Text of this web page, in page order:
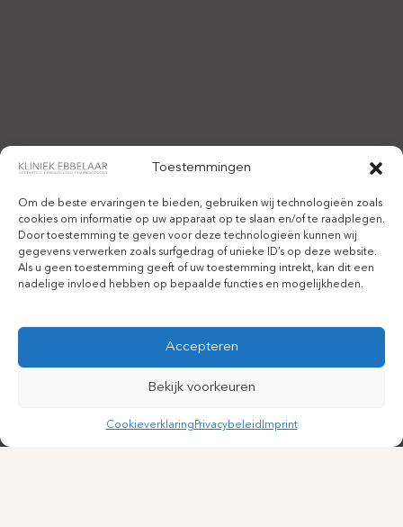
Toestemmingen
Om de beste ervaringen te bieden, gebruiken wij technologieën zoals
cookies om informatie op uw apparaat op te slaan en/of te raadplegen.
Door toestemming te geven voor deze technologieën kunnen wij
gegevens verwerken zoals surfgedrag of unieke ID’s op deze website.
Als u geen toestemming geeft of uw toestemming intrekt, kan dit een
nadelige invloed hebben op bepaalde functies en mogelijkheden.
Accepteren
Bekijk voorkeuren
Cookieverklaring Privacybeleid Imprint